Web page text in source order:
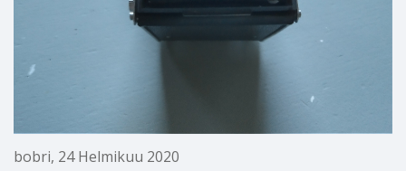
bobri, 24 Helmikuu 2020